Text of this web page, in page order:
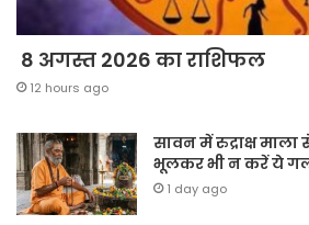
8 अगस्त 2026 का राशिफल
12 hours ago
सावन में रुद्राक्ष माला
भूलकर भी न करें ये
1 day ago